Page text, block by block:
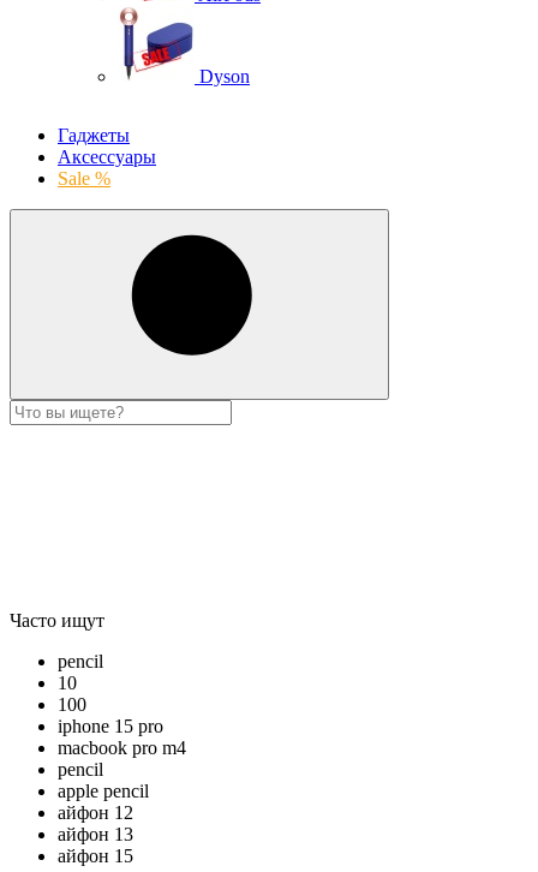
Dyson
Гаджеты
Аксессуары
Sale %
Часто ищут
pencil
10
100
iphone 15 pro
macbook pro m4
pencil
apple pencil
айфон 12
айфон 13
айфон 15